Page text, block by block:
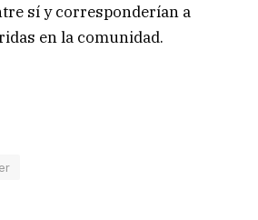
sí y corresponderían a
en la comunidad.